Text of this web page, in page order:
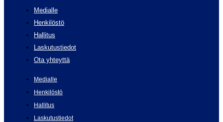
Medialle
Henkilöstö
Hallitus
Laskutustiedot
Ota yhteyttä
Medialle
Henkilöstö
Hallitus
Laskutustiedot